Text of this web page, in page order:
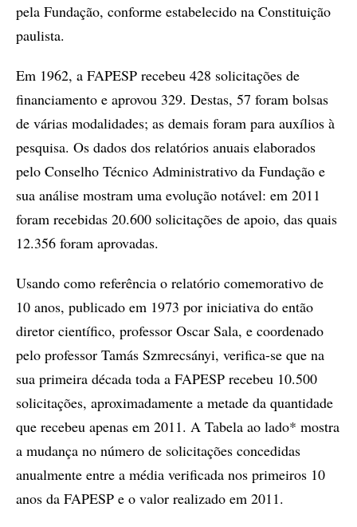
pela Fundação, conforme estabelecido na Constituição
paulista.
Em 1962, a FAPESP recebeu 428 solicitações de
financiamento e aprovou 329. Destas, 57 foram bolsas
de várias modalidades; as demais foram para auxílios à
pesquisa. Os dados dos relatórios anuais elaborados
pelo Conselho Técnico Administrativo da Fundação e
sua análise mostram uma evolução notável: em 2011
foram recebidas 20.600 solicitações de apoio, das quais
12.356 foram aprovadas.
Usando como referência o relatório comemorativo de
10 anos, publicado em 1973 por iniciativa do então
diretor científico, professor Oscar Sala, e coordenado
pelo professor Tamás Szmrecsányi, verifica-se que na
sua primeira década toda a FAPESP recebeu 10.500
solicitações, aproximadamente a metade da quantidade
que recebeu apenas em 2011. A Tabela ao lado* mostra
a mudança no número de solicitações concedidas
anualmente entre a média verificada nos primeiros 10
anos da FAPESP e o valor realizado em 2011.